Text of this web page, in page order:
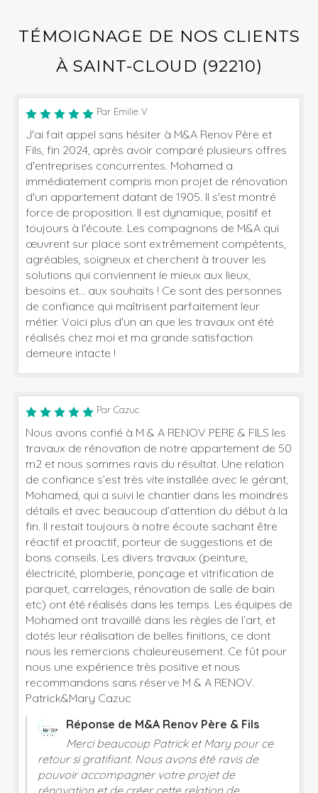
TÉMOIGNAGE DE NOS CLIENTS
À SAINT-CLOUD (92210)
Par Emilie V
J'ai fait appel sans hésiter à M&A Renov Père et
Fils, fin 2024, après avoir comparé plusieurs offres
d'entreprises concurrentes. Mohamed a
immédiatement compris mon projet de rénovation
d'un appartement datant de 1905. Il s'est montré
force de proposition. Il est dynamique, positif et
toujours à l'écoute. Les compagnons de M&A qui
œuvrent sur place sont extrêmement compétents,
agréables, soigneux et cherchent à trouver les
solutions qui conviennent le mieux aux lieux,
besoins et... aux souhaits ! Ce sont des personnes
de confiance qui maîtrisent parfaitement leur
métier. Voici plus d'un an que les travaux ont été
réalisés chez moi et ma grande satisfaction
demeure intacte !
Par Cazuc
Nous avons confié à M & A RENOV PERE & FILS les
travaux de rénovation de notre appartement de 50
m2 et nous sommes ravis du résultat. Une relation
de confiance s’est très vite installée avec le gérant,
Mohamed, qui a suivi le chantier dans les moindres
détails et avec beaucoup d’attention du début à la
fin. Il restait toujours à notre écoute sachant être
réactif et proactif, porteur de suggestions et de
bons conseils. Les divers travaux (peinture,
électricité, plomberie, ponçage et vitrification de
parquet, carrelages, rénovation de salle de bain
etc) ont été réalisés dans les temps. Les équipes de
Mohamed ont travaillé dans les règles de l’art, et
dotés leur réalisation de belles finitions, ce dont
nous les remercions chaleureusement. Ce fût pour
nous une expérience très positive et nous
recommandons sans réserve M & A RENOV.
Patrick&Mary Cazuc
Réponse de M&A Renov Père & Fils
Merci beaucoup Patrick et Mary pour ce
retour si gratifiant. Nous avons été ravis de
pouvoir accompagner votre projet de